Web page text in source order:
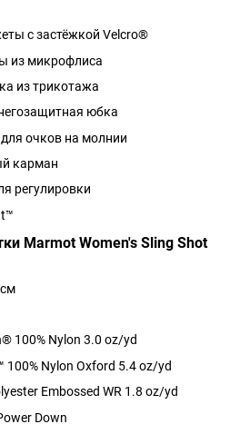
с застёжкой Velcro®
из микрофлиса
из трикотажа
юбка
очков на молнии
карман
регулировки
Marmot Women's Sling Shot
100% Nylon 3.0 oz/yd
100% Nylon Oxford 5.4 oz/yd
Embossed WR 1.8 oz/yd
Down